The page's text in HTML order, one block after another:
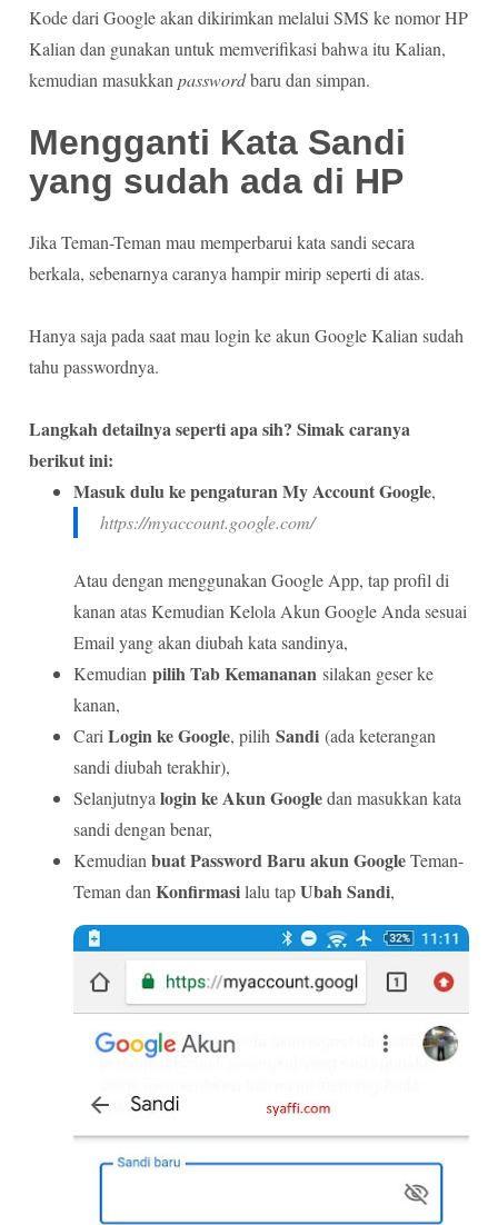
Kode dari Google akan dikirimkan melalui SMS ke nomor HP
Kalian dan gunakan untuk memverifikasi bahwa itu Kalian,
kemudian masukkanpasswordbaru dan simpan.
Mengganti Kata Sandi
yang sudah ada di HP
Jika Teman-Teman mau memperbarui kata sandi secara
berkala, sebenarnya caranya hampir mirip seperti di atas.
Hanya saja pada saat mau login ke akun Google Kalian sudah
tahu passwordnya.
Langkah detailnya seperti apa sih? Simak caranya
berikut ini:
Masuk dulu ke pengaturan My Account Google,
https://myaccount.google.com/
Atau dengan menggunakan Google App, tap profil di
kanan atas Kemudian Kelola Akun Google Anda sesuai
Email yang akan diubah kata sandinya,
Kemudianpilih Tab Kemananansilakan geser ke
kanan,
CariLogin ke Google, pilihSandi(ada keterangan
sandi diubah terakhir),
Selanjutnyalogin ke Akun Googledan masukkan kata
sandi dengan benar,
Kemudianbuat Password Baru akun GoogleTeman-
Teman danKonfirmasilalu tapUbah Sandi,